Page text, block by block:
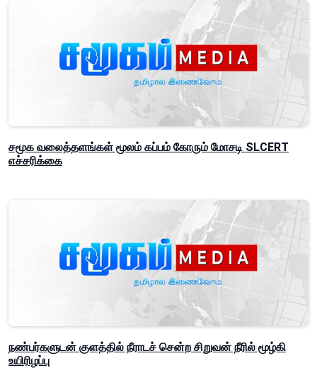
சமூக வலைத்தளங்கள் மூலம் கப்பம் கோரும் மோசடி SLCERT
எச்சரிக்கை
நண்பர்களுடன் குளத்தில் நீராடச் சென்ற சிறுவன் நீரில் மூழ்கி
உயிரிழப்பு